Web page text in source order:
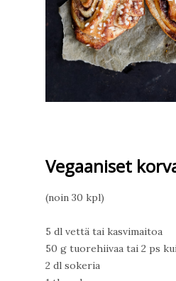
Vegaaniset
(noin 30 kpl)
5 dl vettä tai kasvimaitoa
50 g tuorehiivaa tai 2 ps
2 dl sokeria